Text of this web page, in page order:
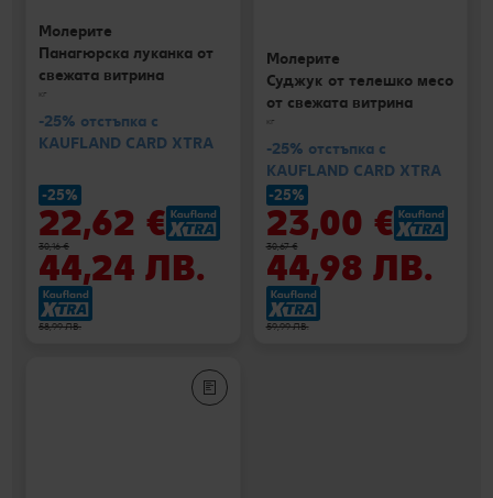
Молерите
Панагюрска луканка от
свежата витрина
кг
-25% отстъпка с
KAUFLAND CARD XTRA
-25%
22,62 €
30,16 €
44,24 ЛВ.
58,99 ЛВ.
Молерите
Суджук от телешко месо
от свежата витрина
кг
-25% отстъпка с
KAUFLAND CARD XTRA
-25%
23,00 €
30,67 €
44,98 ЛВ.
59,99 ЛВ.